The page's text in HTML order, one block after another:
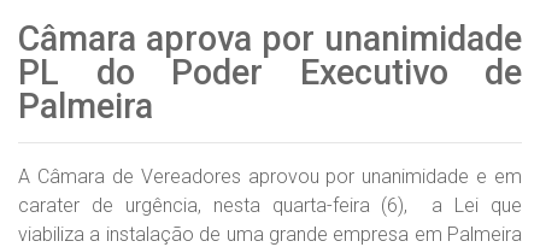
Câmara aprova por unanimidade
PL do Poder Executivo de
Palmeira
A Câmara de Vereadores aprovou por unanimidade e em
carater de urgência, nesta quarta-feira (6), a Lei que
viabiliza a instalação de uma grande empresa em Palmeira